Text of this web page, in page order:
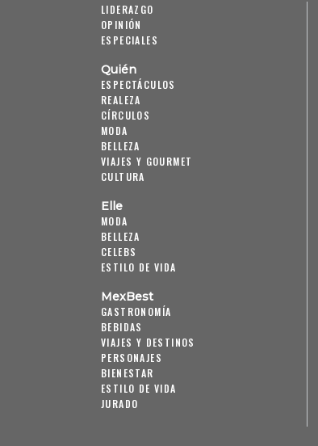
LIDERAZGO
OPINIÓN
ESPECIALES
Quién
ESPECTÁCULOS
REALEZA
CÍRCULOS
MODA
BELLEZA
VIAJES Y GOURMET
CULTURA
Elle
MODA
BELLEZA
CELEBS
ESTILO DE VIDA
MexBest
GASTRONOMÍA
BEBIDAS
VIAJES Y DESTINOS
PERSONAJES
BIENESTAR
ESTILO DE VIDA
JURADO